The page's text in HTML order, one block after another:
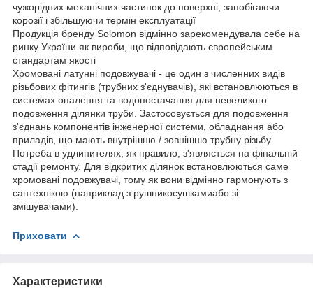
чужорідних механічних частинок до поверхні, запобігаючи
корозії і збільшуючи термін експлуатації
Продукція бренду Solomon відмінно зарекомендувала себе на
ринку України як вироби, що відповідають європейським
стандартам якості
Хромовані латунні подовжувачі - це один з численних видів
різьбових фітингів (трубних з'єднувачів), які встановлюються в
системах опалення та водопостачання для невеликого
подовження ділянки труби. Застосовується для подовження
з'єднань компонентів інженерної системи, обладнання або
приладів, що мають внутрішню / зовнішню трубну різьбу
Потреба в удлинителях, як правило, з'являється на фінальній
стадії ремонту. Для відкритих ділянок встановлюються саме
хромовані подовжувачі, тому як вони відмінно гармонують з
сантехнікою (наприклад з рушникосушкамиабо зі
змішувачами).
Приховати
Характеристики